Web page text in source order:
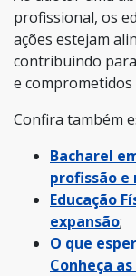
profissional, os
ações estejam
contribuindo
e
Confira também
Bacharel
profissão e
Educação
expansão;
O que
Conheça